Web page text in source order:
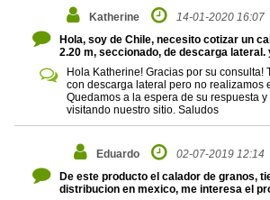
Katherine 14-01-2020 16:07
Hola, soy de Chile, necesito cotizar un
2.20 m, seccionado, de descarga lateral.
Hola Katherine! Gracias por su consulta!
con descarga lateral pero no realizamos
Quedamos a la espera de su respuesta
visitando nuestro sitio. Saludos
Eduardo 02-07-2019 12:14
De este producto el calador de granos,
distribucion en mexico, me interesa el